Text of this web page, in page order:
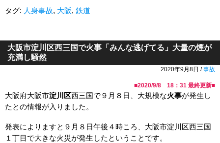
タグ: 人身事故, 大阪, 鉄道
大阪市淀川区西三国で火事「みんな逃げてる」大量の煙が
充満し騒然
2020年9月8日 /事故
■2020/9/8 18：31 最終更新■
大阪府大阪市淀川区西三国で９月８日、大規模な火事が発生し
たとの情報が入りました。
発表によりますと９月８日午後４時ころ、大阪市淀川区西三国
１丁目で大きな火災が発生したということです。